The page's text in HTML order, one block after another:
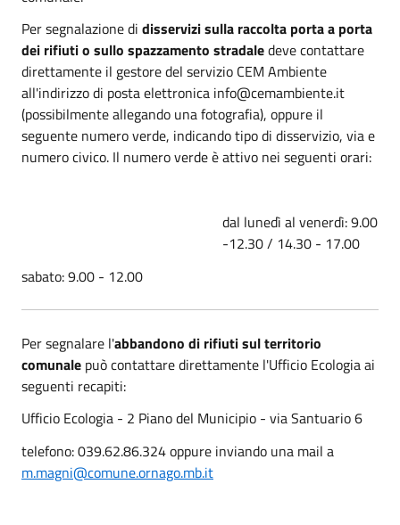
Per segnalazione di disservizi sulla raccolta porta a porta
dei rifiuti o sullo spazzamento stradaledeve contattare
direttamente il gestore del servizio CEM Ambiente
all'indirizzo di posta elettronica info@cemambiente.it
(possibilmente allegando una fotografia), oppure il
seguente numero verde, indicando tipo di disservizio, via e
numero civico. Il numero verde è attivo nei seguenti orari:
dal lunedì al venerdì: 9.00
-12.30 / 14.30 - 17.00
sabato: 9.00 - 12.00
Per segnalare l'abbandono di rifiuti sul territorio
comunale può contattare direttamente l'Ufficio Ecologia ai
seguenti recapiti:
Ufficio Ecologia - 2 Piano del Municipio - via Santuario 6
telefono: 039.62.86.324 oppure inviando una mail a
m.magni@comune.ornago.mb.it